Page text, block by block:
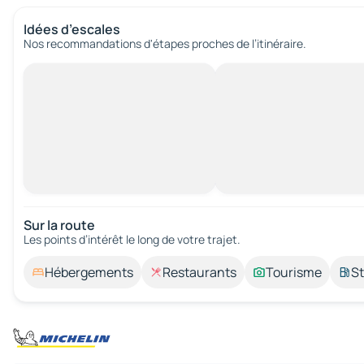
Idées d’escales
Nos recommandations d'étapes proches de l’itinéraire.
Sur la route
Les points d’intérêt le long de votre trajet.
Hébergements Restaurants Tourisme